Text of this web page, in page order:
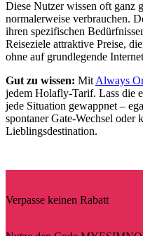
Diese Nutzer wissen oft ganz
normalerweise verbrauchen.
ihren spezifischen
Reiseziele attraktive Preise,
ohne auf grundlegende
Gut zu wissen: Mit Always
jedem Holafly-Tarif. Lass die
jede Situation gewappnet –
spontaner Gate-Wechsel oder
Lieblingsdestination.
Verpasse keinen Rabatt